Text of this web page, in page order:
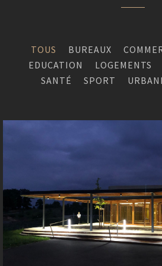
TOUS BUREAUX
EDUCATION
LOGEMENTS
SANTÉ
SPORT